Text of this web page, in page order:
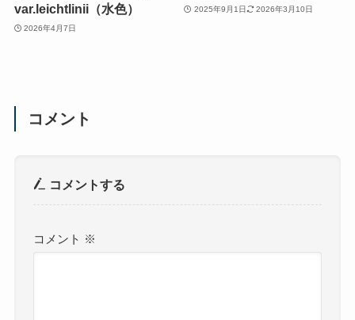
var.leichtlinii（水色）
2026年4月7日
2025年9月1日 2026年3月10日
コメント
コメントする
コメント ※